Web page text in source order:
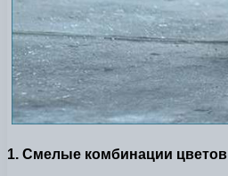
1. Смелые комбинации цветов